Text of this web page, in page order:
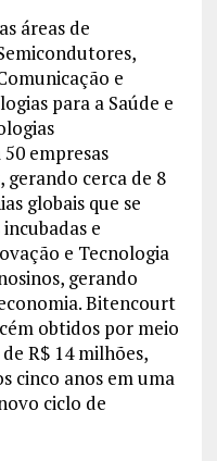
áreas de
e
para a Saúde e
empresas
gerando cerca de 8
globais que se
e
e Tecnologia
gerando
Bitencourt
obtidos por meio
R$ 14 milhões,
cinco anos em uma
ciclo de